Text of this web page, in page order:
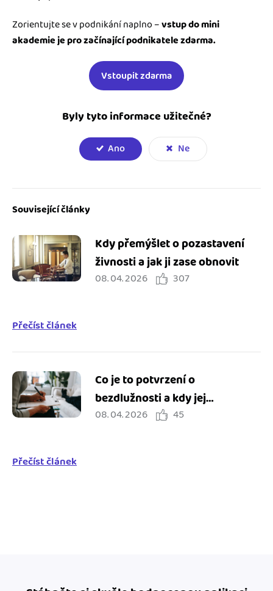
Zorientujte se v podnikání naplno –vstup do mini
akademie je pro začínající podnikatele zdarma.
Vstoupit zdarma
Byly tyto informace užitečné?
Ano Ne
Související články
Kdy přemýšlet o pozastavení
živnosti a jak ji zase obnovit
08. 04. 2026 307
Přečíst článek
Co je to potvrzení o
bezdlužnosti a kdy jej
potřebuji?
08. 04. 2026 45
Přečíst článek